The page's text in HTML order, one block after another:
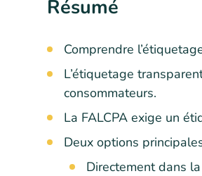
Résumé
Comprendre
L’étiquetage
consommateurs.
La FALCPA exige un
Deux options
Directement dans